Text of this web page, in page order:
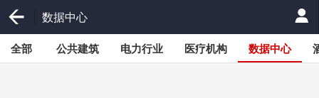
数据中心
全部 公共建筑 电力行业 医疗机构 数据中心